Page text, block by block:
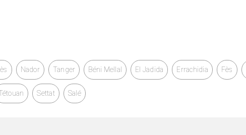
256Go, Windows 11 Pro, Télétravail,
Maroc, Ordinateur Portable HP
Nador Tanger Béni Mellal El Jadida Errachidia Fès
Settat Salé